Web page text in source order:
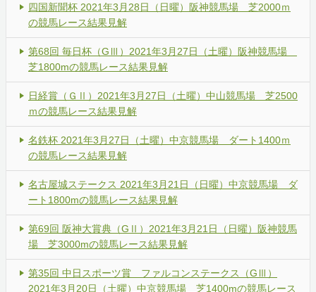
四国新聞杯 2021年3月28日（日曜）阪神競馬場 芝2000ｍ
の競馬レース結果見解
第68回 毎日杯（GⅢ）2021年3月27日（土曜）阪神競馬場
芝1800mの競馬レース結果見解
日経賞（ＧⅡ）2021年3月27日（土曜）中山競馬場 芝2500
ｍの競馬レース結果見解
名鉄杯 2021年3月27日（土曜）中京競馬場 ダート1400ｍ
の競馬レース結果見解
名古屋城ステークス 2021年3月21日（日曜）中京競馬場 ダ
ート1800mの競馬レース結果見解
第69回 阪神大賞典（GⅡ）2021年3月21日（日曜）阪神競馬
場 芝3000mの競馬レース結果見解
第35回 中日スポーツ賞 ファルコンステークス（GⅢ）
2021年3月20日（土曜）中京競馬場 芝1400mの競馬レース